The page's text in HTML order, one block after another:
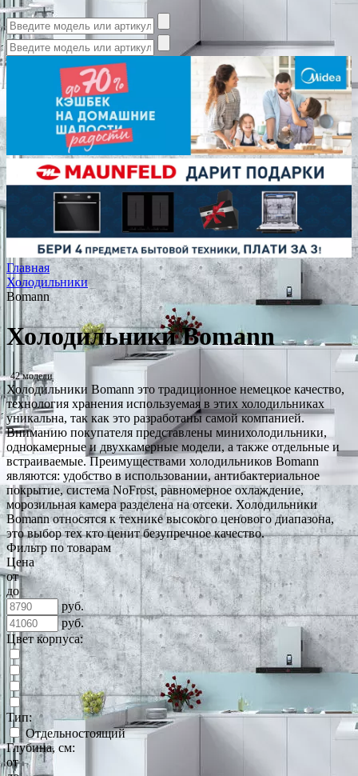
Главная
Холодильники
Bomann
Холодильники Bomann
42 модели
Холодильники Bomann это традиционное немецкое качество,
технология хранения используемая в этих холодильниках
уникальна, так как это разработаны самой компанией.
Вниманию покупателя представлены минихолодильники,
однокамерные и двухкамерные модели, а также отдельные и
встраиваемые. Преимуществами холодильников Bomann
являются: удобство в использовании, антибактериальное
покрытие, система NoFrost, равномерное охлаждение,
морозильная камера разделена на отсеки. Холодильники
Bomann относятся к технике высокого ценового диапазона,
это выбор тех кто ценит безупречное качество.
Фильтр по товарам
Цена
от
до
руб.
руб.
Цвет корпуса:
Тип:
Отдельностоящий
Глубина, см:
от